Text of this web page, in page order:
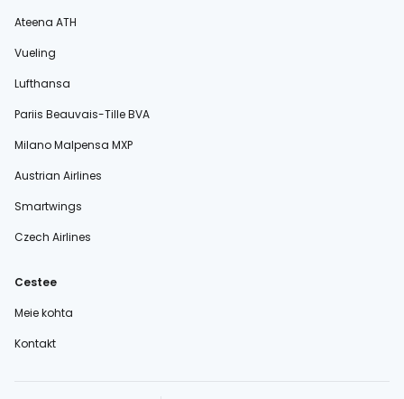
Ateena ATH
Vueling
Lufthansa
Pariis Beauvais-Tille BVA
Milano Malpensa MXP
Austrian Airlines
Smartwings
Czech Airlines
Cestee
Meie kohta
Kontakt